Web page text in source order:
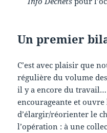
Un premier
C’est avec plaisir que
régulière du volume
il y a encore du
encourageante et
d’élargir/réorienter le
l’opération : à une